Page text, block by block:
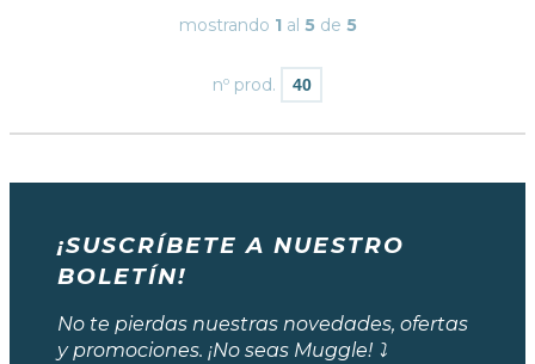
mostrando 1al 5 de 5
nº prod.
¡SUSCRÍBETE A NUESTRO
BOLETÍN!
No te pierdas nuestras novedades, ofertas
y promociones. ¡No seas Muggle! ⤵️